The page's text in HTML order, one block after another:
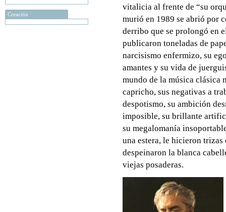
Creación
vitalicia al frente de “su
murió en 1989 se abrió por
derribo que se prolongó en
publicaron toneladas de
narcisismo enfermizo, su
amantes y su vida de
mundo de la música clásica
capricho, sus negativas a
despotismo, su ambición
imposible, su brillante
su megalomanía
una estera, le hicieron
despeinaron la blanca
viejas posaderas.